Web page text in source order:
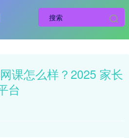
课怎么样？2025 家长
台